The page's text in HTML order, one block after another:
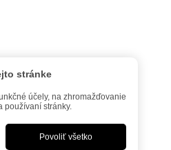
stránke
účely, na zhromažďovanie
používaní stránky.
Povoliť všetko